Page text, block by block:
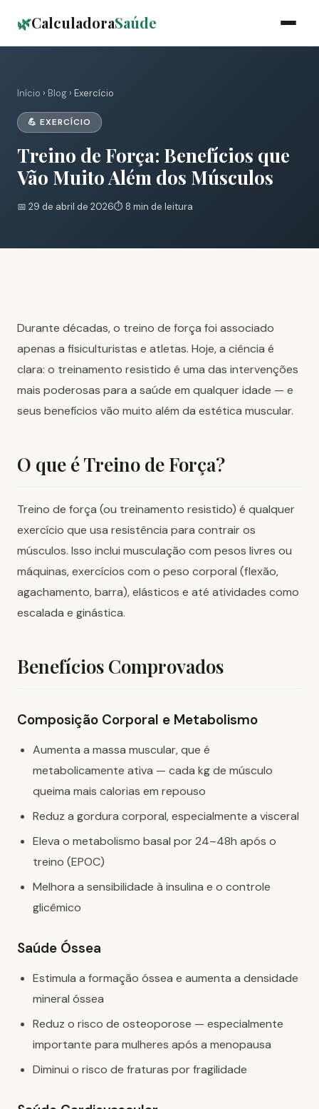
🌿CalculadoraSaúde
Início › Blog › Exercício
💪 EXERCÍCIO
Treino de Força: Benefícios que
Vão Muito Além dos Músculos
📅 29 de abril de 2026⏱️ 8 min de leitura
Durante décadas, o treino de força foi associado
apenas a fisiculturistas e atletas. Hoje, a ciência é
clara: o treinamento resistido é uma das intervenções
mais poderosas para a saúde em qualquer idade — e
seus benefícios vão muito além da estética muscular.
O que é Treino de Força?
Treino de força (ou treinamento resistido) é qualquer
exercício que usa resistência para contrair os
músculos. Isso inclui musculação com pesos livres ou
máquinas, exercícios com o peso corporal (flexão,
agachamento, barra), elásticos e até atividades como
escalada e ginástica.
Benefícios Comprovados
Composição Corporal e Metabolismo
Aumenta a massa muscular, que é
metabolicamente ativa — cada kg de músculo
queima mais calorias em repouso
Reduz a gordura corporal, especialmente a visceral
Eleva o metabolismo basal por 24–48h após o
treino (EPOC)
Melhora a sensibilidade à insulina e o controle
glicêmico
Saúde Óssea
Estimula a formação óssea e aumenta a densidade
mineral óssea
Reduz o risco de osteoporose — especialmente
importante para mulheres após a menopausa
Diminui o risco de fraturas por fragilidade